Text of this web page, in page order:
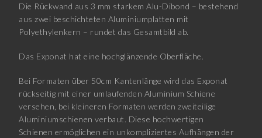
Die Rückwand aus 3 mm starkem Alu-Dibond – bestehend
aus zwei beschichteten Aluminiumplatten mit
Polyethylenkern – rundet das Gesamtbild ab.
Das Exponat hat eine hochglänzende Oberfläche.
Bei Formaten über 50cm Kantenlänge wird das Exponat
rückseitig mit einer umlaufenden Aluminium Schiene
versehen, bei kleineren Formaten werden zweiteilige
Aluminiumschienen verbaut. Diese hochwertigen
Schienen ermöglichen ein unkompliziertes Aufhängen der